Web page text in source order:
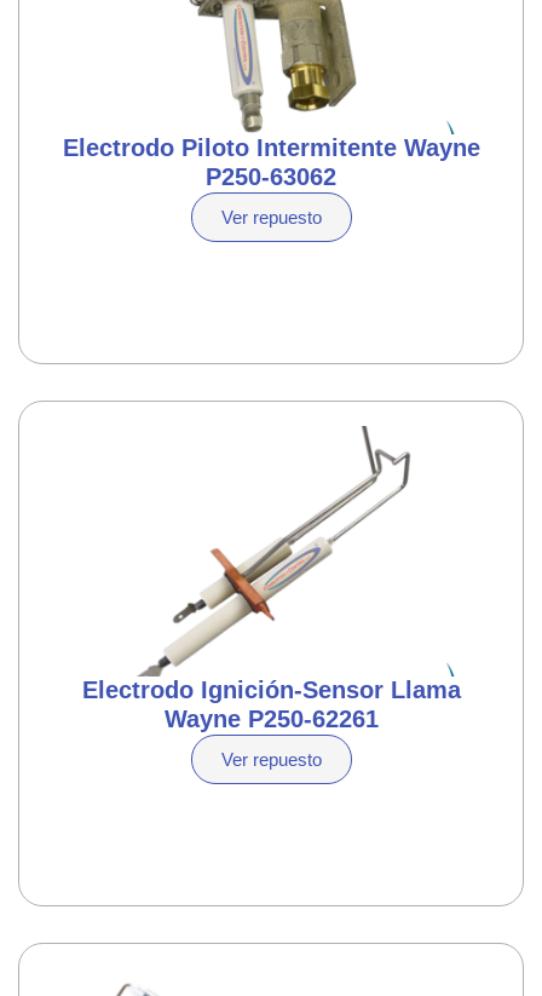
Electrodo Piloto Intermitente Wayne
P250-63062
Ver repuesto
Electrodo Ignición-Sensor Llama
Wayne P250-62261
Ver repuesto